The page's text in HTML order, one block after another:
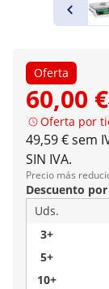
Oferta
60,00 €
Oferta por
49,59 € sem
SIN IVA.
Precio más
Descuento
Uds.
3+
5+
10+